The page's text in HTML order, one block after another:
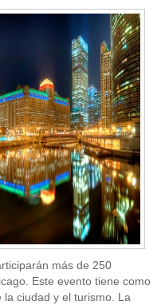
más de 250
Este evento tiene como
ciudad y el turismo. La